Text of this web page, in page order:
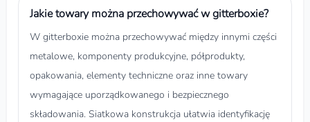
Jakie towary można przechowywać w gitterboxie?
W gitterboxie można przechowywać między innymi części
metalowe, komponenty produkcyjne, półprodukty,
opakowania, elementy techniczne oraz inne towary
wymagające uporządkowanego i bezpiecznego
składowania. Siatkowa konstrukcja ułatwia identyfikację